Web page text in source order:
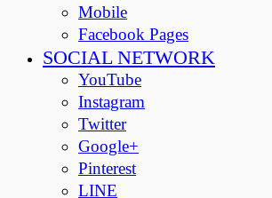
Mobile
Facebook Pages
SOCIAL NETWORK
YouTube
Instagram
Twitter
Google+
Pinterest
LINE